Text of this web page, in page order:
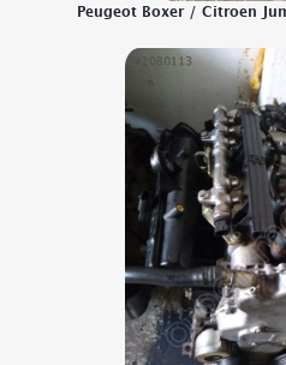
Peugeot Boxer / Citroen